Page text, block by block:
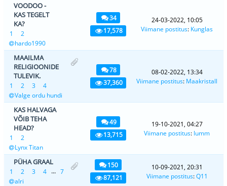
VOODOO -
KAS TEGELT
KA?
1
2
hardo1990
34
17,578
24-03-2022, 10:05
Viimane postitus: Kunglas
MAAILMA
RELIGIOONIDE
TULEVIK.
1 2 3
4
Valge ordu hundi
78
37,360
08-02-2022, 13:34
Viimane postitus: Maakristall
KAS HALVAGA
VÕIB TEHA
HEAD?
1
2
Lynx Titan
49
13,715
19-10-2021, 04:27
Viimane postitus: lumm
PÜHA GRAAL
1 2 3 4 ... 7
alri
150
87,121
10-09-2021, 20:31
Viimane postitus:Q11